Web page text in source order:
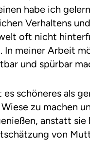
habe ich
Verhaltens
oft nicht
In meiner Arbeit
und spürbar
es schöneres als
zu machen
anstatt
von